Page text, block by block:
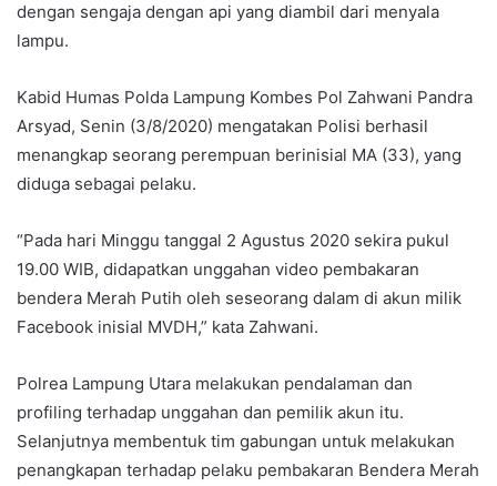
dengan sengaja dengan api yang diambil dari menyala
lampu.
Kabid Humas Polda Lampung Kombes Pol Zahwani Pandra
Arsyad, Senin (3/8/2020) mengatakan Polisi berhasil
menangkap seorang perempuan berinisial MA (33), yang
diduga sebagai pelaku.
“Pada hari Minggu tanggal 2 Agustus 2020 sekira pukul
19.00 WIB, didapatkan unggahan video pembakaran
bendera Merah Putih oleh seseorang dalam di akun milik
Facebook inisial MVDH,” kata Zahwani.
Polrea Lampung Utara melakukan pendalaman dan
profiling terhadap unggahan dan pemilik akun itu.
Selanjutnya membentuk tim gabungan untuk melakukan
penangkapan terhadap pelaku pembakaran Bendera Merah